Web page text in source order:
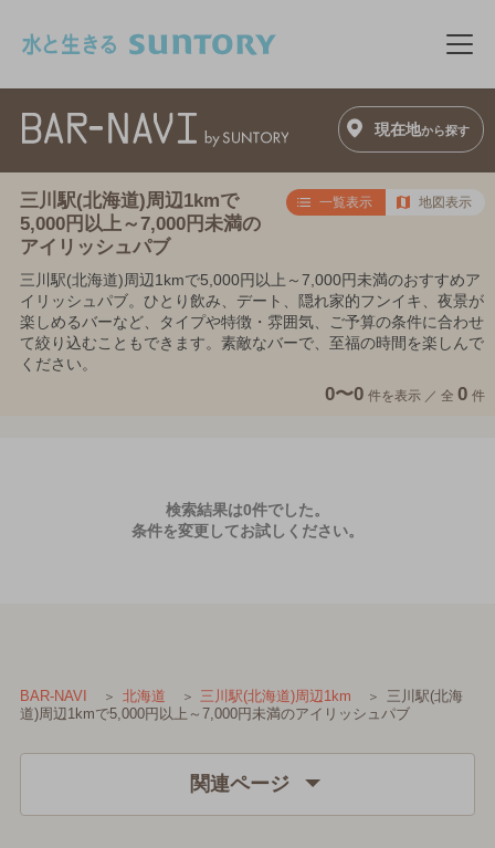
メ
現在地から探す
三川駅(北海道)周辺1kmで
5,000円以上～7,000円未満の
アイリッシュパブ
一覧表示 地図表示
三川駅(北海道)周辺1kmで5,000円以上～7,000円未満のおすすめア
イリッシュパブ。ひとり飲み、デート、隠れ家的フンイキ、夜景が
楽しめるバーなど、タイプや特徴・雰囲気、ご予算の条件に合わせ
て絞り込むこともできます。素敵なバーで、至福の時間を楽しんで
ください。
0〜0 件を表示 ／ 全 0 件
検索結果は0件でした。
条件を変更してお試しください。
BAR-NAVI 北海道 三川駅(北海道)周辺1km
三川駅(北海
道)周辺1kmで5,000円以上～7,000円未満のアイリッシュパブ
関連ページ